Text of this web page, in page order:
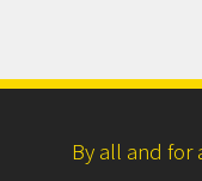
By all and for